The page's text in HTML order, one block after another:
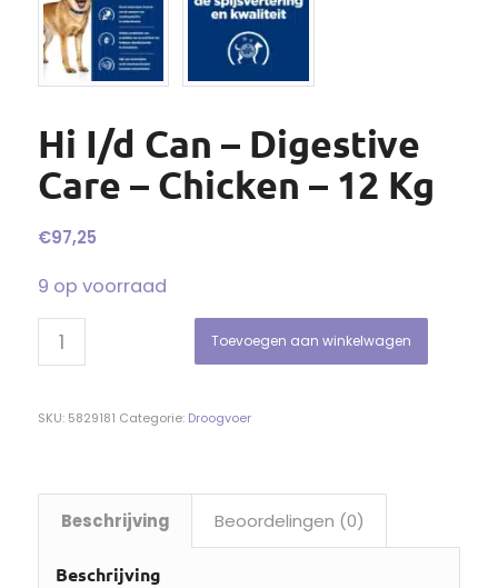
Hi I/d Can – Digestive
Care – Chicken – 12 Kg
€97,25
9 op voorraad
Toevoegen aan winkelwagen
SKU: 5829181 Categorie: Droogvoer
Beschrijving Beoordelingen (0)
Beschrijving